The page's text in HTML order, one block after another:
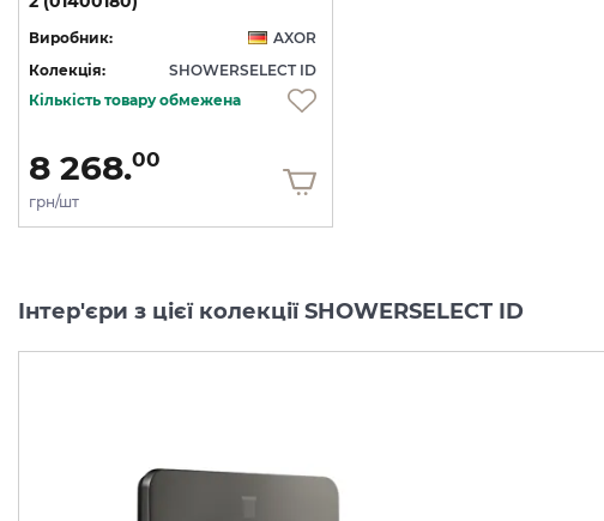
Виробник:
AXOR
Колекція:
SHOWERSELECT ID
Кількість товару обмежена
8 268.00
грн/шт
Інтер'єри з цієї колекції SHOWERSELECT ID